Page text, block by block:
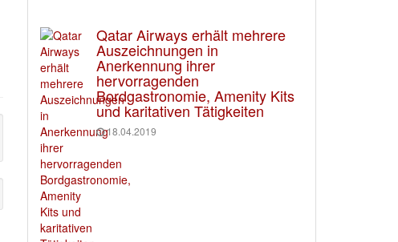
Qatar Airways erhält mehrere
Auszeichnungen in
Anerkennung ihrer
hervorragenden
Bordgastronomie, Amenity Kits
und karitativen Tätigkeiten
18.04.2019